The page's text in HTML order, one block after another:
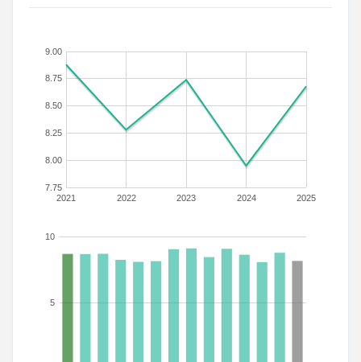
2021 2022 2023 2024 2025
7.75
8.00
8.25
8.50
8.75
9.00
5
10